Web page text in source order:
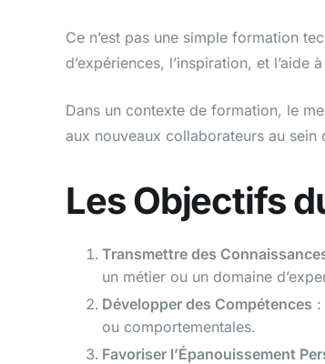
Ce n’est pas une simple formation
d’expériences, l’inspiration, et
Dans un contexte de formation, le
aux nouveaux collaborateurs au sein
Les Objectifs
Transmettre des
un métier ou un domaine
Développer des Compétences :
ou comportementales.
Favoriser l’Épanouissement